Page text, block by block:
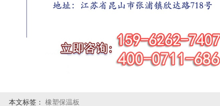
本文标签： 橡塑保温板